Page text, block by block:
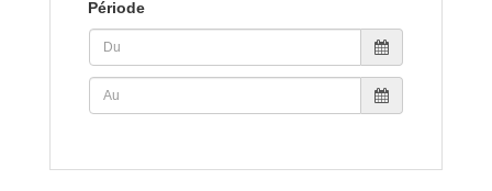
Période